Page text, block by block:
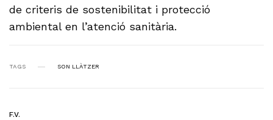
de criteris de sostenibilitat i protecció
ambiental en l’atenció sanitària.
TAGS SON LLÀTZER
F.V.